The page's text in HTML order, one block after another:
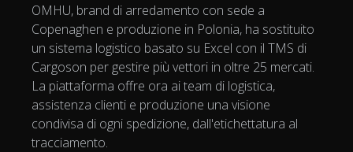
OMHU, brand di arredamento con sede a
Copenaghen e produzione in Polonia, ha sostituito
un sistema logistico basato su Excel con il TMS di
Cargoson per gestire più vettori in oltre 25 mercati.
La piattaforma offre ora ai team di logistica,
assistenza clienti e produzione una visione
condivisa di ogni spedizione, dall'etichettatura al
tracciamento.